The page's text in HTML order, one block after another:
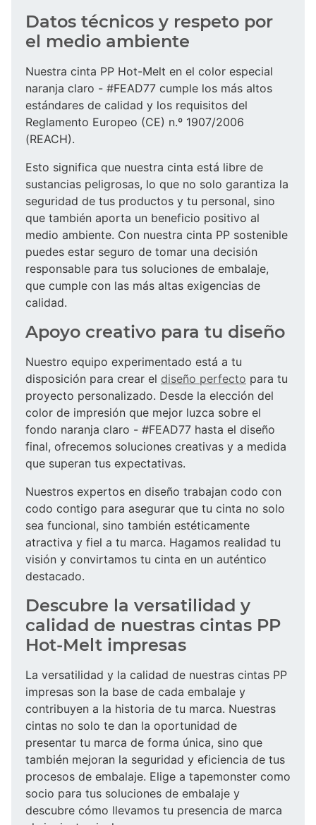
Datos técnicos y respeto por
el medio ambiente
Nuestra cinta PP Hot-Melt en el color especial
naranja claro - #FEAD77 cumple los más altos
estándares de calidad y los requisitos del
Reglamento Europeo (CE) n.º 1907/2006
(REACH).
Esto significa que nuestra cinta está libre de
sustancias peligrosas, lo que no solo garantiza la
seguridad de tus productos y tu personal, sino
que también aporta un beneficio positivo al
medio ambiente. Con nuestra cinta PP sostenible
puedes estar seguro de tomar una decisión
responsable para tus soluciones de embalaje,
que cumple con las más altas exigencias de
calidad.
Apoyo creativo para tu diseño
Nuestro equipo experimentado está a tu
disposición para crear el diseño perfecto para tu
proyecto personalizado. Desde la elección del
color de impresión que mejor luzca sobre el
fondo naranja claro - #FEAD77 hasta el diseño
final, ofrecemos soluciones creativas y a medida
que superan tus expectativas.
Nuestros expertos en diseño trabajan codo con
codo contigo para asegurar que tu cinta no solo
sea funcional, sino también estéticamente
atractiva y fiel a tu marca. Hagamos realidad tu
visión y convirtamos tu cinta en un auténtico
destacado.
Descubre la versatilidad y
calidad de nuestras cintas PP
Hot-Melt impresas
La versatilidad y la calidad de nuestras cintas PP
impresas son la base de cada embalaje y
contribuyen a la historia de tu marca. Nuestras
cintas no solo te dan la oportunidad de
presentar tu marca de forma única, sino que
también mejoran la seguridad y eficiencia de tus
procesos de embalaje. Elige a tapemonster como
socio para tus soluciones de embalaje y
descubre cómo llevamos tu presencia de marca